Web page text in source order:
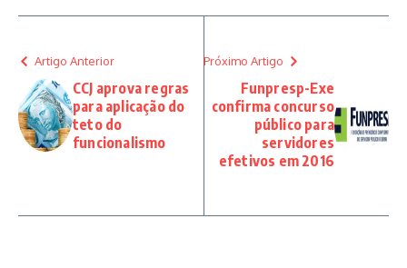
Artigo Anterior
CCJ aprova regras
para aplicação do
teto do
funcionalismo
Próximo Artigo
Funpresp-Exe
confirma concurso
público para
servidores
efetivos em 2016